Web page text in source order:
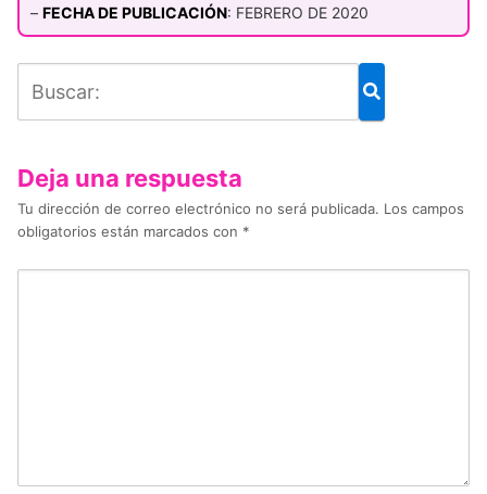
– FECHA DE PUBLICACIÓN: FEBRERO DE 2020
Deja una respuesta
Tu dirección de correo electrónico no será publicada. Los campos
obligatorios están marcados con *